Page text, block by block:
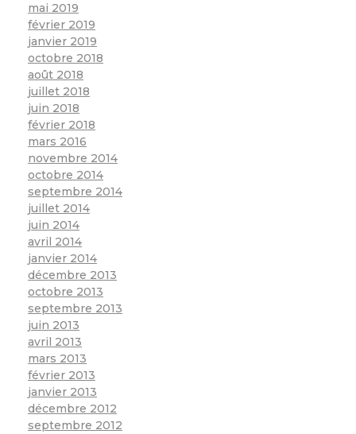
mai 2019
février 2019
janvier 2019
octobre 2018
août 2018
juillet 2018
juin 2018
février 2018
mars 2016
novembre 2014
octobre 2014
septembre 2014
juillet 2014
juin 2014
avril 2014
janvier 2014
décembre 2013
octobre 2013
septembre 2013
juin 2013
avril 2013
mars 2013
février 2013
janvier 2013
décembre 2012
septembre 2012